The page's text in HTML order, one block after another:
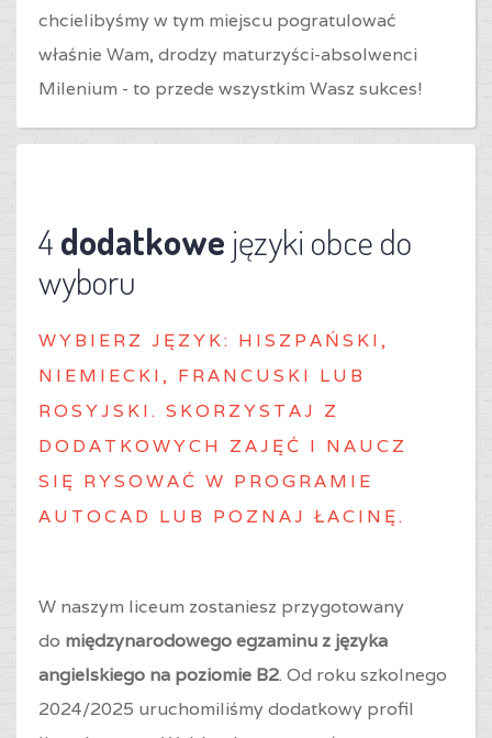
chcielibyśmy w tym miejscu pogratulować
właśnie Wam, drodzy maturzyści-absolwenci
Milenium - to przede wszystkim Wasz sukces!
4dodatkowe języki obce do
wyboru
WYBIERZ J ĘZYK: HISZPAŃSKI,
NIEMIECKI, FRANCUSKI LUB
ROSYJSKI. SKORZYSTAJ Z
DODATKOWYCH ZAJĘĆ I NAUCZ
SIĘ RYSOWAĆ W PROGRAMIE
AUTOCAD LUB POZNAJ ŁACINĘ.
W naszym liceum zostaniesz przygotowany
do międzynarodowego egzaminu z języka
angielskiego na poziomie B2. Od roku szkolnego
2024/2025 uruchomiliśmy dodatkowy profil